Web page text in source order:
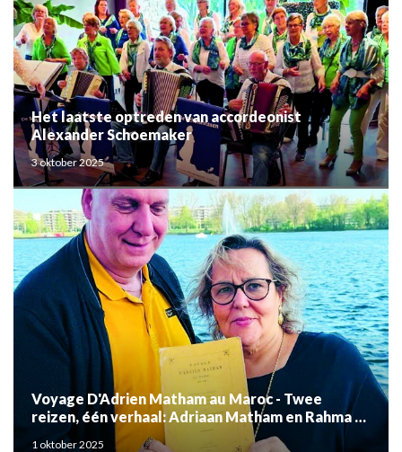
Het laatste optreden van accordeonist
Alexander Schoemaker
3 oktober 2025
Voyage D'Adrien Matham au Maroc - Twee
reizen, één verhaal: Adriaan Matham en Rahma el
Mouden
1 oktober 2025